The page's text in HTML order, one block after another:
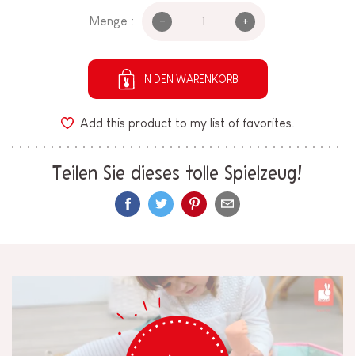
Menge : - +
IN DEN WARENKORB
Add this product to my list of favorites.
Teilen Sie dieses tolle Spielzeug!